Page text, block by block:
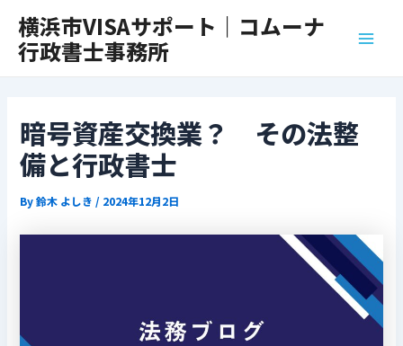
横浜市VISAサポート｜コムーナ
行政書士事務所
暗号資産交換業？ その法整
備と行政書士
By鈴木 よしき / 2024年12月2日
navigation